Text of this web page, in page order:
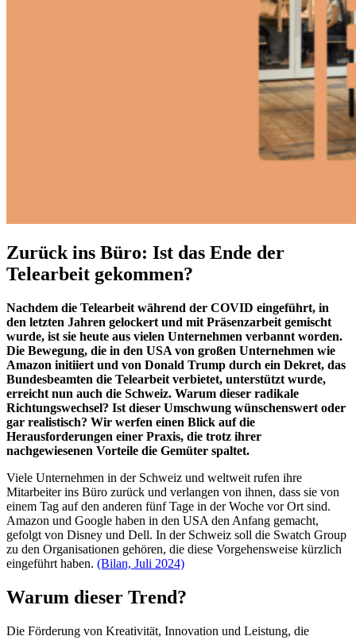
Zurück ins Büro: Ist das Ende der
Telearbeit gekommen?
Nachdem die Telearbeit während der COVID eingeführt, in
den letzten Jahren gelockert und mit Präsenzarbeit gemischt
wurde, ist sie heute aus vielen Unternehmen verbannt worden.
Die Bewegung, die in den USA von großen Unternehmen wie
Amazon initiiert und von Donald Trump durch ein Dekret, das
Bundesbeamten die Telearbeit verbietet, unterstützt wurde,
erreicht nun auch die Schweiz. Warum dieser radikale
Richtungswechsel? Ist dieser Umschwung wünschenswert oder
gar realistisch? Wir werfen einen Blick auf die
Herausforderungen einer Praxis, die trotz ihrer
nachgewiesenen Vorteile die Gemüter spaltet.
Viele Unternehmen in der Schweiz und weltweit rufen ihre
Mitarbeiter ins Büro zurück und verlangen von ihnen, dass sie von
einem Tag auf den anderen fünf Tage in der Woche vor Ort sind.
Amazon und Google haben in den USA den Anfang gemacht,
gefolgt von Disney und Dell. In der Schweiz soll die Swatch Group
zu den Organisationen gehören, die diese Vorgehensweise kürzlich
eingeführt haben. (Bilan, Juli 2024)
Warum dieser Trend?
Die Förderung von Kreativität, Innovation und Leistung, die